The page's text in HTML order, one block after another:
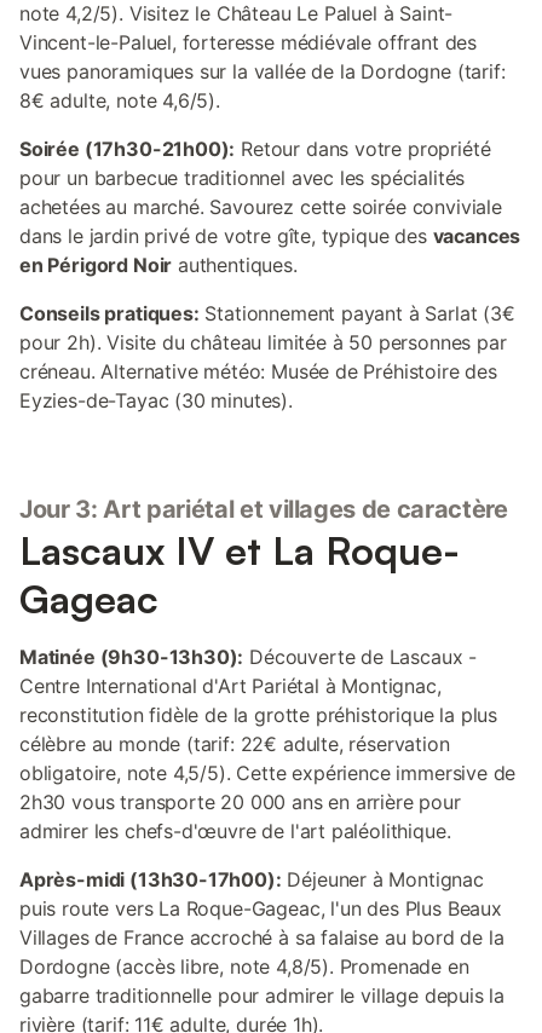
note 4,2/5). Visitez le Château Le Paluel à Saint-
Vincent-le-Paluel, forteresse médiévale offrant des
vues panoramiques sur la vallée de la Dordogne (tarif:
8€ adulte, note 4,6/5).
Soirée (17h30-21h00): Retour dans votre propriété
pour un barbecue traditionnel avec les spécialités
achetées au marché. Savourez cette soirée conviviale
dans le jardin privé de votre gîte, typique des vacances
en Périgord Noir authentiques.
Conseils pratiques: Stationnement payant à Sarlat (3€
pour 2h). Visite du château limitée à 50 personnes par
créneau. Alternative météo: Musée de Préhistoire des
Eyzies-de-Tayac (30 minutes).
Jour 3: Art pariétal et villages de caractère
Lascaux IV et La Roque-
Gageac
Matinée (9h30-13h30): Découverte de Lascaux -
Centre International d'Art Pariétal à Montignac,
reconstitution fidèle de la grotte préhistorique la plus
célèbre au monde (tarif: 22€ adulte, réservation
obligatoire, note 4,5/5). Cette expérience immersive de
2h30 vous transporte 20 000 ans en arrière pour
admirer les chefs-d'œuvre de l'art paléolithique.
Après-midi (13h30-17h00): Déjeuner à Montignac
puis route vers La Roque-Gageac, l'un des Plus Beaux
Villages de France accroché à sa falaise au bord de la
Dordogne (accès libre, note 4,8/5). Promenade en
gabarre traditionnelle pour admirer le village depuis la
rivière (tarif: 11€ adulte, durée 1h).